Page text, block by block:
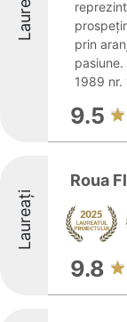
prin
1989 nr.
9.5
Laureați
Roua
9.8